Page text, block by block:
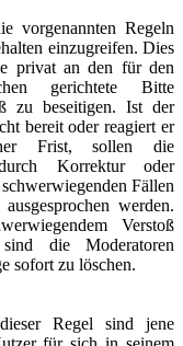
vorgenannten Regeln
einzugreifen. Dies
privat an den für den
gerichtete Bitte
zu beseitigen. Ist der
bereit oder reagiert er
Frist, sollen die
Korrektur oder
Fällen
werden.
Verstoß
die Moderatoren
sofort zu löschen.
Regel sind jene